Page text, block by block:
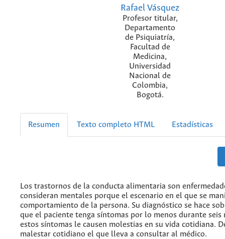
Rafael Vásquez
Profesor titular,
Departamento
de Psiquiatría,
Facultad de
Medicina,
Universidad
Nacional de
Colombia,
Bogotá.
Resumen Texto completo HTML Estadísticas
Los trastornos de la conducta alimentaria son
consideran mentales porque el escenario en el que se
comportamiento de la persona. Su diagnóstico se hace
que el paciente tenga síntomas por lo menos durante seis
estos síntomas le causen molestias en su vida cotidiana.
malestar cotidiano el que lleva a consultar al médico.